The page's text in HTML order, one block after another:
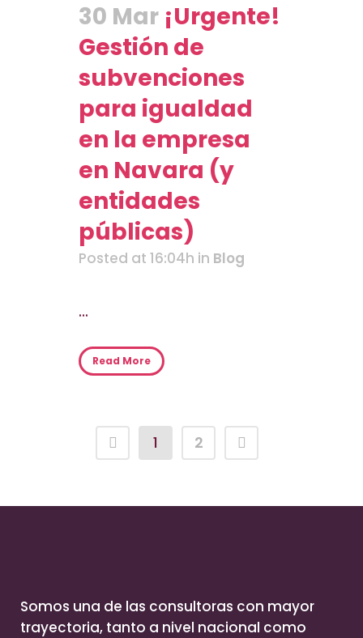
30 Mar ¡Urgente!
Gestión de
subvenciones
para igualdad
en la empresa
en Navara (y
entidades
públicas)
Posted at 16:04h in Blog
...
Read More
1 2
Somos una de las consultoras con mayor
trayectoria, tanto a nivel nacional como